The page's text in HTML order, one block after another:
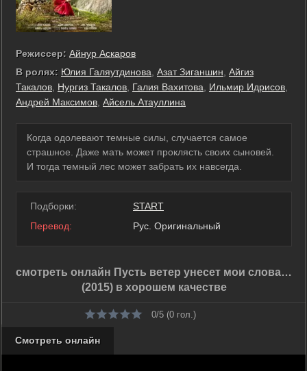
Режиссер: Айнур Аскаров
В ролях: Юлия Галяутдинова Азат Зиганшин Айгиз
Такалов Нургиз Такалов Галия Вахитова Ильмир Идрисов
Андрей Максимов Айсель Атауллина
Когда одолевают темные силы, случается самое
страшное. Даже мать может проклясть своих сыновей.
И тогда темный лес может забрать их навсегда.
Подборки:
START
Перевод:
Рус. Оригинальный
смотреть онлайн Пусть ветер унесет мои слова…
(2015) в хорошем качестве
0/5 (0 гол.)
Смотреть онлайн